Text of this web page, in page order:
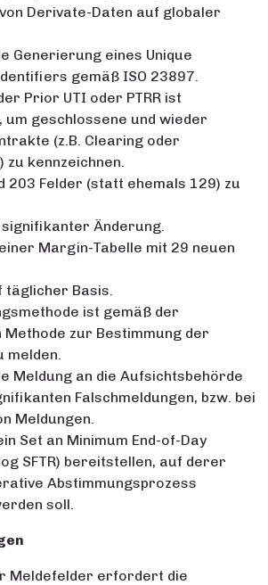
Derivate-Daten auf globaler
Generierung eines Unique
gemäß ISO 23897.
Prior UTI oder PTRR ist
um geschlossene und wieder
(z.B. Clearing oder
zu kennzeichnen.
203 Felder (statt ehemals 129) zu
Änderung.
Margin-Tabelle mit 29 neuen
täglicher Basis.
ist gemäß der
Methode zur Bestimmung der
melden.
Meldung an die Aufsichtsbehörde
Falschmeldungen, bzw. bei
Meldungen.
Set an Minimum End-of-Day
SFTR) bereitstellen, auf derer
Abstimmungsprozess
soll.
Meldefelder erfordert die